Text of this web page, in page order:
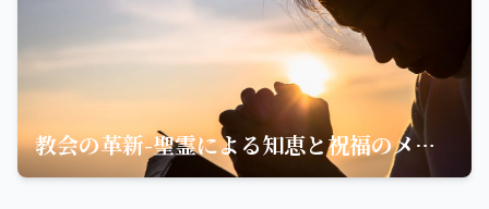
教会の革新-聖霊による知恵と祝福のメッセージ